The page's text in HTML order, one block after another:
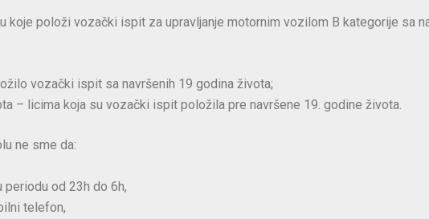
koje položi vozački ispit za upravljanje motornim vozilom B kategorije sa
vozački ispit sa navršenih 19 godina života;
– licima koja su vozački ispit položila pre navršene 19. godine života.
ne sme da:
od 23h do 6h,
telefon,